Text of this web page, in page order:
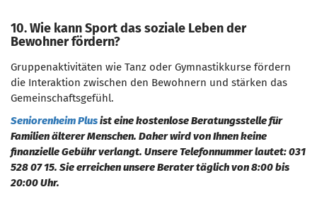
10. Wie kann Sport das soziale Leben der
Bewohner fördern?
Gruppenaktivitäten wie Tanz oder Gymnastikkurse fördern
die Interaktion zwischen den Bewohnern und stärken das
Gemeinschaftsgefühl.
Seniorenheim Plusist eine kostenlose Beratungsstelle für
Familien älterer Menschen. Daher wird von Ihnen keine
finanzielle Gebühr verlangt. Unsere Telefonnummer lautet: 031
528 07 15. Sie erreichen unsere Berater täglich von 8:00 bis
20:00 Uhr.